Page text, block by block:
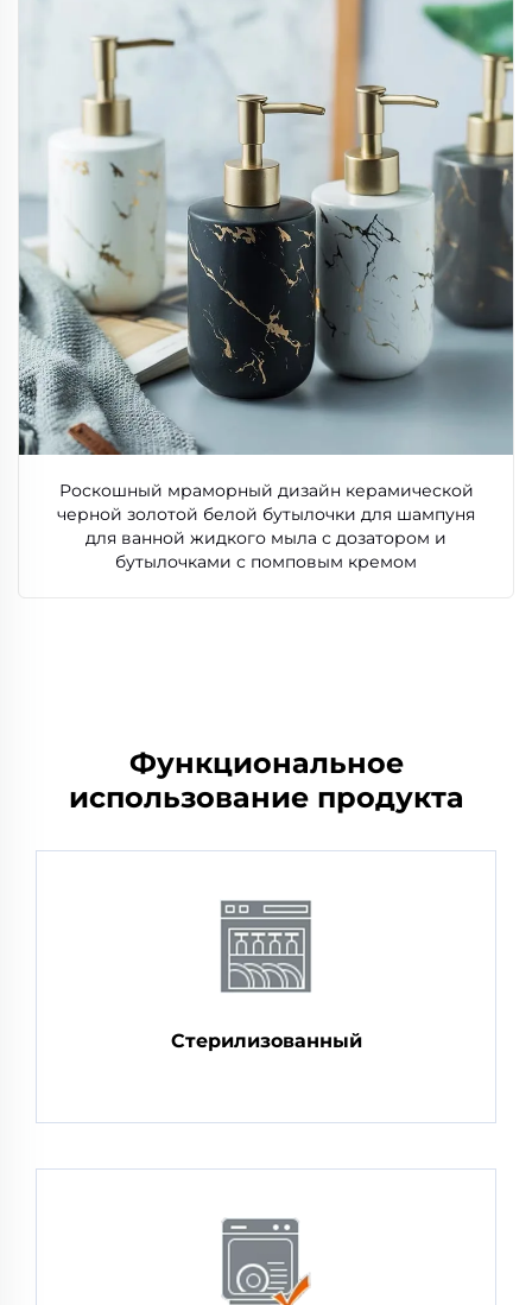
Роскошный мраморный дизайн керамической
черной золотой белой бутылочки для шампуня
для ванной жидкого мыла с дозатором и
бутылочками с помповым кремом
Функциональное
использование продукта
Стерилизованный